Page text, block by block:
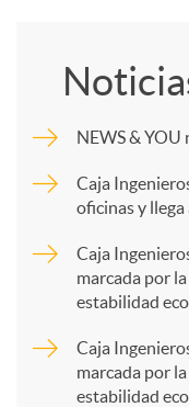
p
a
NEWS & YOU
Caja
oficinas y llega
Caja
marcada por
estabilidad
Caja
marcada por
estabilidad